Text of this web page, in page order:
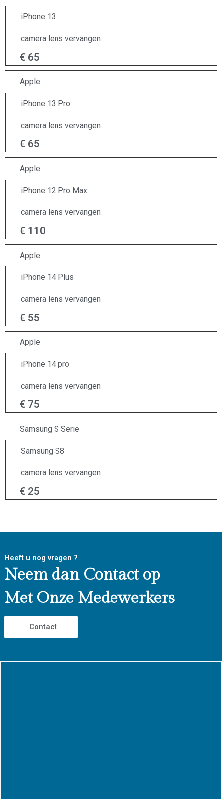
iPhone 13
camera lens vervangen
€ 65
Apple
iPhone 13 Pro
camera lens vervangen
€ 65
Apple
iPhone 12 Pro Max
camera lens vervangen
€ 110
Apple
iPhone 14 Plus
camera lens vervangen
€ 55
Apple
iPhone 14 pro
camera lens vervangen
€ 75
Samsung S Serie
Samsung S8
camera lens vervangen
€ 25
Heeft u nog vragen ?
Neem dan Contact op
Met Onze Medewerkers
Contact